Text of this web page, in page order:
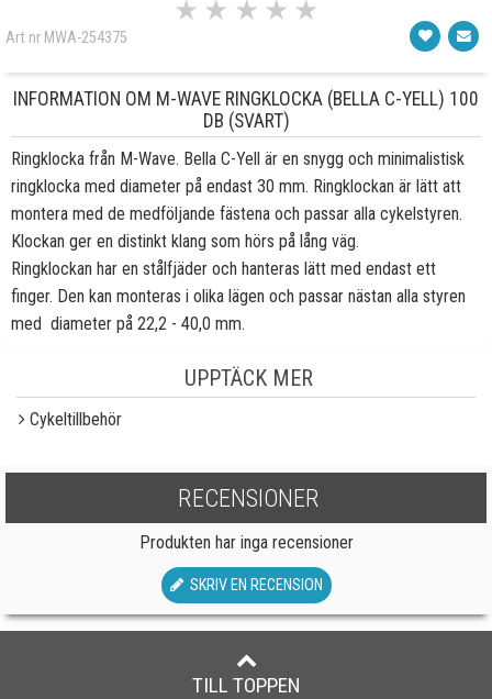
★ ★ ★ ★ ★
Art nr MWA-254375
INFORMATION OM M-WAVE RINGKLOCKA (BELLA C-YELL) 100
DB (SVART)
Ringklocka från M-Wave. Bella C-Yell är en snygg och minimalistisk
ringklocka med diameter på endast 30 mm. Ringklockan är lätt att
montera med de medföljande fästena och passar alla cykelstyren.
Klockan ger en distinkt klang som hörs på lång väg.
Ringklockan har en stålfjäder och hanteras lätt med endast ett
finger. Den kan monteras i olika lägen och passar nästan alla styren
med diameter på 22,2 - 40,0 mm.
UPPTÄCK MER
Cykeltillbehör
RECENSIONER
Produkten har inga recensioner
SKRIV EN RECENSION
TILL TOPPEN